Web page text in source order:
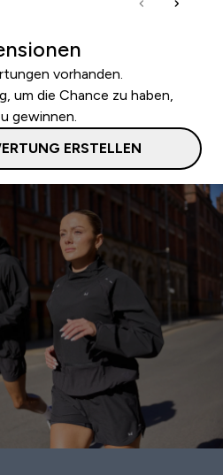
vorhanden.
um die Chance zu haben,
gewinnen.
ERSTELLEN